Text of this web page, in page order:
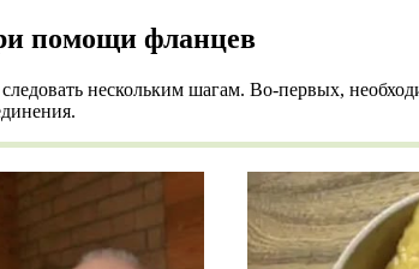
помощи фланцев
нескольким шагам. Во-первых,